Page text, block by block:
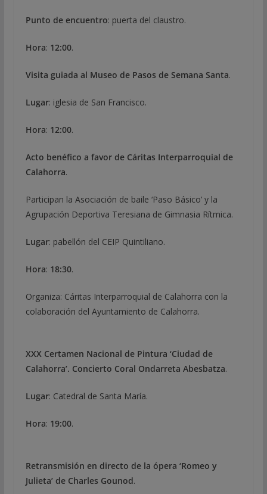
Punto de encuentro: puerta del claustro.
Hora: 12:00.
Visita guiada al Museo de Pasos de Semana Santa.
Lugar: iglesia de San Francisco.
Hora: 12:00.
Acto benéfico a favor de Cáritas Interparroquial de
Calahorra.
Participan la Asociación de baile ‘Paso Básico’ y la
Agrupación Deportiva Teresiana de Gimnasia Rítmica.
Lugar: pabellón del CEIP Quintiliano.
Hora: 18:30.
Organiza: Cáritas Interparroquial de Calahorra con la
colaboración del Ayuntamiento de Calahorra.
XXX Certamen Nacional de Pintura ‘Ciudad de
Calahorra’. Concierto Coral Ondarreta Abesbatza.
Lugar: Catedral de Santa María.
Hora: 19:00.
Retransmisión en directo de la ópera ‘Romeo y
Julieta’ de Charles Gounod.